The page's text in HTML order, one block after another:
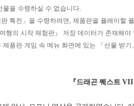
을 수령하실 수 없습니다.
특전」을 수령하려면, 제품판을 플레이할
행의 시작 체험판』 저장 데이터가 존재해야
품판 게임 속 메뉴 화면에 있는 「선물 받기
『드래곤 퀘스트